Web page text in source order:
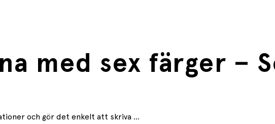
med sex färger –
och gör det enkelt att skriva ...